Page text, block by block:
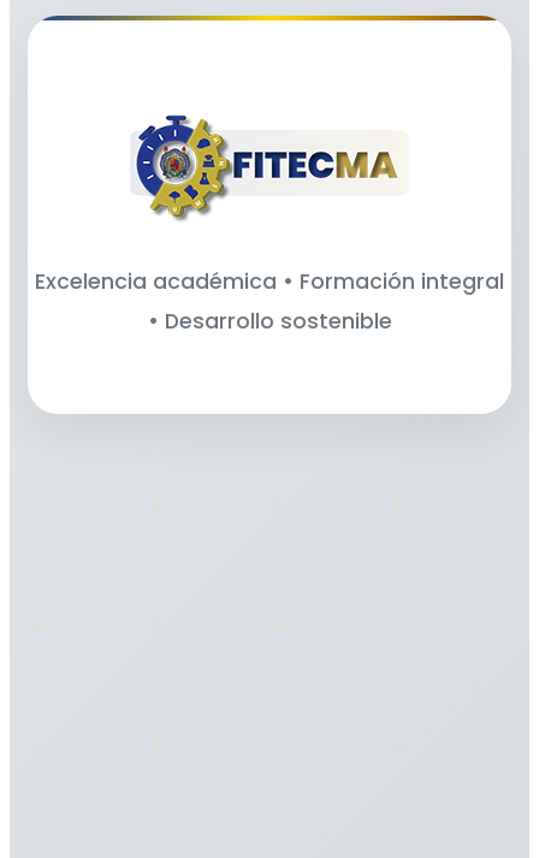
Excelencia académica • Formación integral
• Desarrollo sostenible